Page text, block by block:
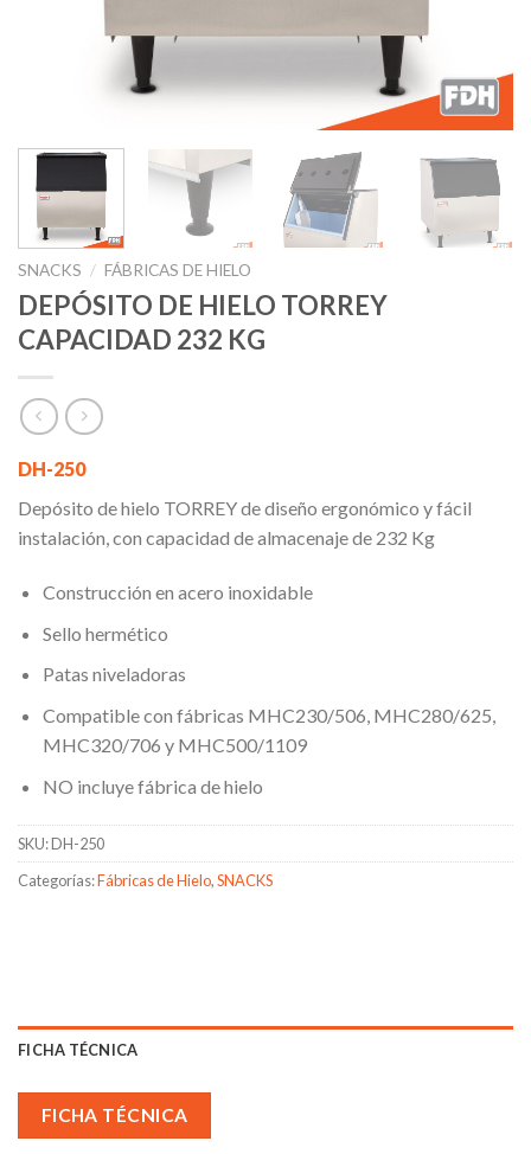
SNACKS / FÁBRICAS DE HIELO
DEPÓSITO DE HIELO TORREY
CAPACIDAD 232 KG
DH-250
Depósito de hielo TORREY de diseño ergonómico y fácil
instalación, con capacidad de almacenaje de 232 Kg
Construcción en acero inoxidable
Sello hermético
Patas niveladoras
Compatible con fábricas MHC230/506, MHC280/625,
MHC320/706 y MHC500/1109
NO incluye fábrica de hielo
SKU:DH-250
Categorías:Fábricas de Hielo,SNACKS
FICHA TÉCNICA
FICHA TÉCNICA